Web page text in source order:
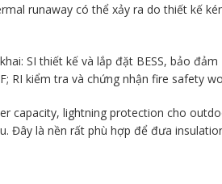
runaway có thể xảy ra do thiết kế
SI thiết kế và lắp đặt BESS, bảo
RI kiểm tra và chứng nhận fire safety
capacity, lightning protection cho
Đây là nền rất phù hợp để đưa